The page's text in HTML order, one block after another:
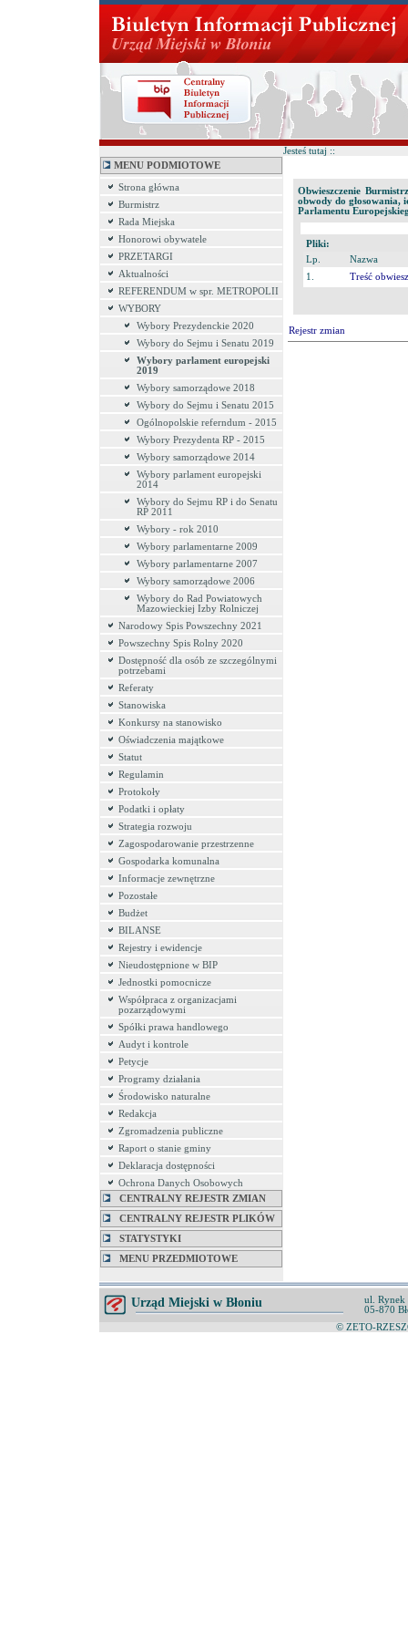
MENU PODMIOTOWE
Strona główna
Burmistrz
Rada Miejska
Honorowi obywatele
PRZETARGI
Aktualności
REFERENDUM w spr. METROPOLII
WYBORY
Wybory Prezydenckie 2020
Wybory do Sejmu i Senatu 2019
Wybory parlament europejski
2019
Wybory samorządowe 2018
Wybory do Sejmu i Senatu 2015
Ogólnopolskie referndum - 2015
Wybory Prezydenta RP - 2015
Wybory samorządowe 2014
Wybory parlament europejski
2014
Wybory do Sejmu RP i do Senatu
RP 2011
Wybory - rok 2010
Wybory parlamentarne 2009
Wybory parlamentarne 2007
Wybory samorządowe 2006
Wybory do Rad Powiatowych
Mazowieckiej Izby Rolniczej
Narodowy Spis Powszechny 2021
Powszechny Spis Rolny 2020
Dostępność dla osób ze szczególnymi
potrzebami
Referaty
Stanowiska
Konkursy na stanowisko
Oświadczenia majątkowe
Statut
Regulamin
Protokoły
Podatki i opłaty
Strategia rozwoju
Zagospodarowanie przestrzenne
Gospodarka komunalna
Informacje zewnętrzne
Pozostałe
Budżet
BILANSE
Rejestry i ewidencje
Nieudostępnione w BIP
Jednostki pomocnicze
Współpraca z organizacjami
pozarządowymi
Spółki prawa handlowego
Audyt i kontrole
Petycje
Programy działania
Środowisko naturalne
Redakcja
Zgromadzenia publiczne
Raport o stanie gminy
Deklaracja dostępności
Ochrona Danych Osobowych
CENTRALNY REJESTR ZMIAN
CENTRALNY REJESTR PLIKÓW
STATYSTYKI
MENU PRZEDMIOTOWE
Jesteś tutaj ::
Obwieszczenie
obwody do
Parlamentu
Pliki:
Lp.
Nazwa
1.
Treść
Rejestr zmian
Urząd Miejski w Błoniu
ul. Rynek
05-870
© ZETO-